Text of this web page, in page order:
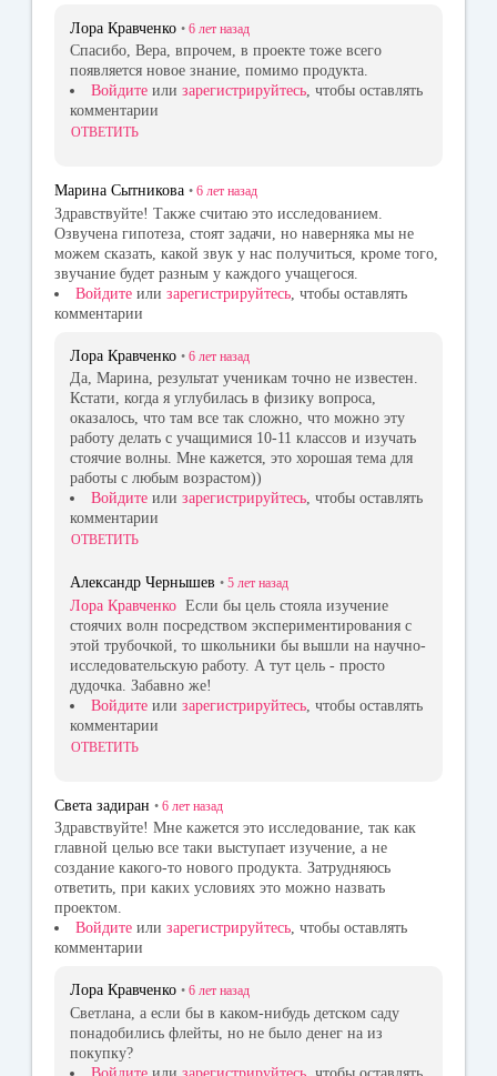
Лора Кравченко • 6 лет назад
Спасибо, Вера, впрочем, в проекте тоже всего
появляется новое знание, помимо продукта.
Войдите или зарегистрируйтесь, чтобы оставлять
комментарии
ОТВЕТИТЬ
Марина Сытникова • 6 лет назад
Здравствуйте! Также считаю это исследованием.
Озвучена гипотеза, стоят задачи, но наверняка мы не
можем сказать, какой звук у нас получиться, кроме того,
звучание будет разным у каждого учащегося.
Войдите или зарегистрируйтесь , чтобы оставлять
комментарии
Лора Кравченко • 6 лет назад
Да, Марина, результат ученикам точно не известен.
Кстати, когда я углубилась в физику вопроса,
оказалось, что там все так сложно, что можно эту
работу делать с учащимися 10-11 классов и изучать
стоячие волны. Мне кажется, это хорошая тема для
работы с любым возрастом))
Войдите или зарегистрируйтесь, чтобы оставлять
комментарии
ОТВЕТИТЬ
Александр Чернышев • 5 лет назад
Лора Кравченко Если бы цель стояла изучение
стоячих волн посредством экспериментирования с
этой трубочкой, то школьники бы вышли на научно-
исследовательскую работу. А тут цель - просто
дудочка. Забавно же!
Войдите или зарегистрируйтесь , чтобы оставлять
комментарии
ОТВЕТИТЬ
Света задиран • 6 лет назад
Здравствуйте! Мне кажется это исследование, так как
главной целью все таки выступает изучение, а не
создание какого-то нового продукта. Затрудняюсь
ответить, при каких условиях это можно назвать
проектом.
Войдите или зарегистрируйтесь, чтобы оставлять
комментарии
Лора Кравченко • 6 лет назад
Светлана, а если бы в каком-нибудь детском саду
понадобились флейты, но не было денег на из
покупку?